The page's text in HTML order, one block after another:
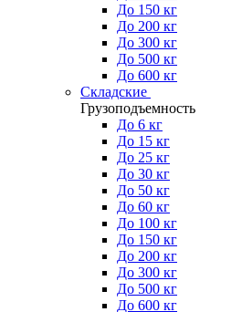
До 150 кг
До 200 кг
До 300 кг
До 500 кг
До 600 кг
Складские
Грузоподъемность
До 6 кг
До 15 кг
До 25 кг
До 30 кг
До 50 кг
До 60 кг
До 100 кг
До 150 кг
До 200 кг
До 300 кг
До 500 кг
До 600 кг